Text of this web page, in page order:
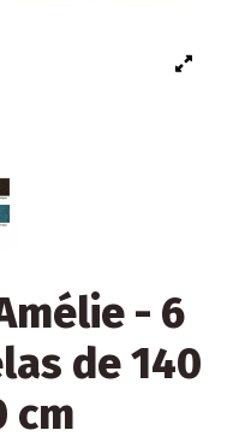
- 6
de 140
cm